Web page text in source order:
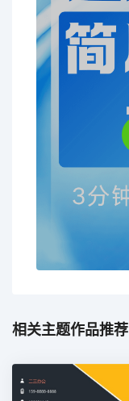
相关主题作品推荐